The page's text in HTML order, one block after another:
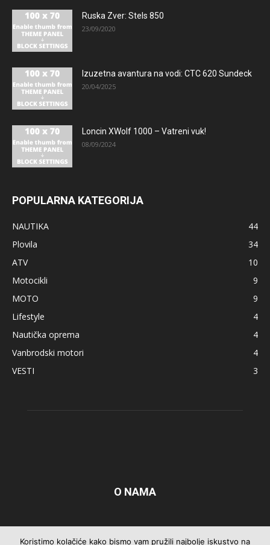
Ruska Zver: Stels 850
23/09/2020
Izuzetna avantura na vodi: CTC 620 Sundeck
20/04/2025
Loncin XWolf 1000 – Vatreni vuk!
08/09/2024
POPULARNA KATEGORIJA
NAUTIKA
44
Plovila
34
ATV
10
Motocikli
9
MOTO
9
Lifestyle
4
Nautička oprema
4
Vanbrodski motori
4
VESTI
3
O NAMA
Pratite nas
Koristimo kolačiće kako bismo vam pružili najbolje iskustvo na